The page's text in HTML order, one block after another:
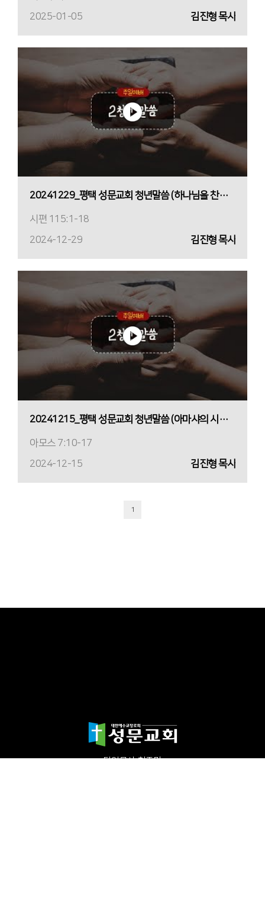
2025-01-05
김진형 목사
20241229_평택 성문교회 청년말씀 (하나님을 찬양하라) (김진형 목사)
시편 115:1-18
2024-12-29
김진형 목사
20241215_평택 성문교회 청년말씀 (아마샤의 시대에 아모스로 살아가기) (김진형 목사)
아모스 7:10-17
2024-12-15
김진형 목사
1
담임목사 천종민